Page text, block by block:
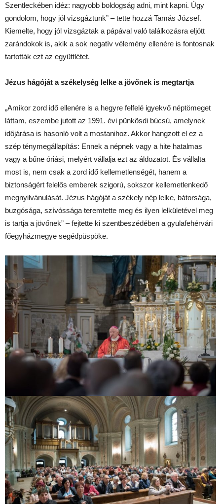
Szentleckében idéz: nagyobb boldogság adni, mint kapni. Úgy
gondolom, hogy jól vizsgáztunk” – tette hozzá Tamás József.
Kiemelte, hogy jól vizsgáztak a pápával való találkozásra eljött
zarándokok is, akik a sok negatív vélemény ellenére is fontosnak
tartották ezt az együttlétet.
Jézus hágóját a székelység lelke a jövőnek is megtartja
„Amikor zord idő ellenére is a hegyre felfelé igyekvő néptömeget
láttam, eszembe jutott az 1991. évi pünkösdi búcsú, amelynek
időjárása is hasonló volt a mostanihoz. Akkor hangzott el ez a
szép ténymegállapítás: Ennek a népnek vagy a hite hatalmas
vagy a bűne óriási, melyért vállalja ezt az áldozatot. És vállalta
most is, nem csak a zord idő kellemetlenségét, hanem a
biztonságért felelős emberek szigorú, sokszor kellemetlenkedő
megnyilvánulását. Jézus hágóját a székely nép lelke, bátorsága,
buzgósága, szívóssága teremtette meg és ilyen lelkületével meg
is tartja a jövőnek” – fejtette ki szentbeszédében a gyulafehérvári
főegyházmegye segédpüspöke.